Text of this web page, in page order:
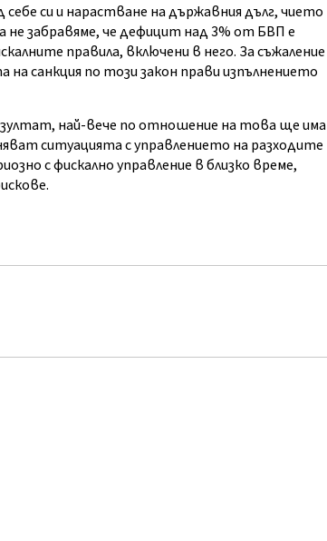
си и нарастване на държавния дълг, чието
не забравяме, че дефицит над 3% от БВП е
правила, включени в него. За съжаление
санкция по този закон прави изпълнението
най-вече по отношение на това ще има
ситуацията с управлението на разходите
с фискално управление в близко време,